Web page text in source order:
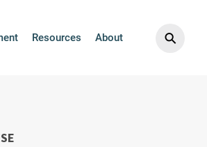
Resources About ⚲